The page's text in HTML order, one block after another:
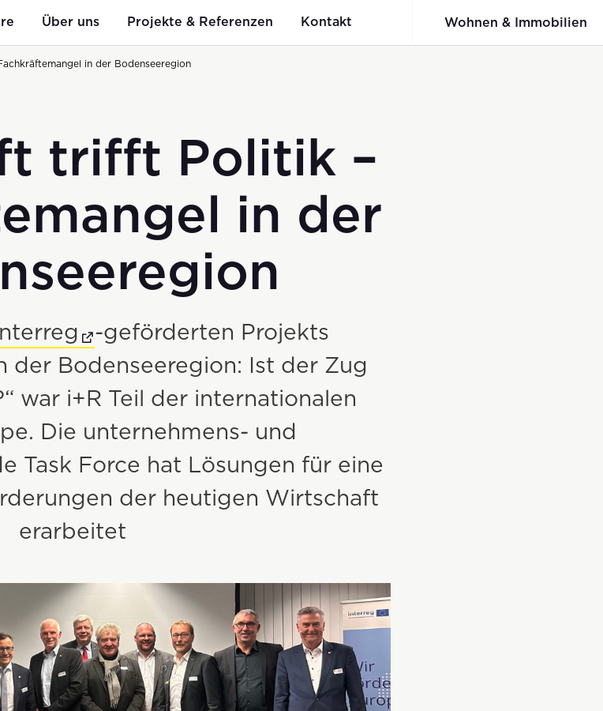
& Baulogistik
& Brunnenbohrungen
Holzbau
Fachwerkbinder System BSB
Ingenieur-Holzbau
Gewerbe- und Industriebau
Kommunalbau
Arbeitgeber
Mitarbeiter:innenbewertun
g auf kununu
Über uns
Geschichte
Projekte & Referenzen Kontakt Wohnen & Immobilien
in der Bodenseeregion
trifft Politik –
in der
-geförderten Projekts
der Bodenseeregion: Ist der Zug
war i+R Teil der internationalen
Die unternehmens- und
Task Force hat Lösungen für eine
der heutigen Wirtschaft
erarbeitet